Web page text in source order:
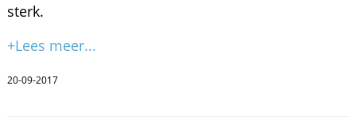
sterk.
+Lees meer...
20-09-2017